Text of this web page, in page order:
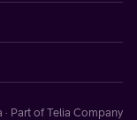
· Part of Telia Company